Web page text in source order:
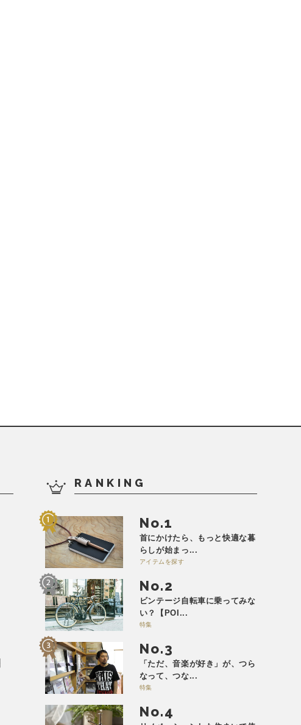
RANKING
No.
首にかけたら、もっと快適な暮
らしが始まっ...
アイテムを探す
No.
ビンテージ自転車に乗ってみな
い？【POI...
特集
No.
「ただ、音楽が好き」が、つら
なって、つな...
特集
No.